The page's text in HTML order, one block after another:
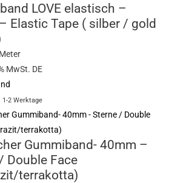
LOVE elastisch –
Elastic Tape ( silber / gold
MwSt. DE
2 Werktage
Gummiband- 40mm –
Double Face
terrakotta)